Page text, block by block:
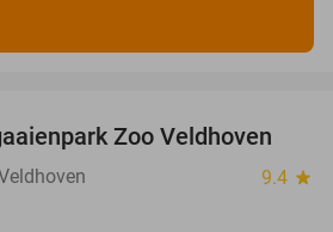
26%
Zoo Veldhoven
9.4 star